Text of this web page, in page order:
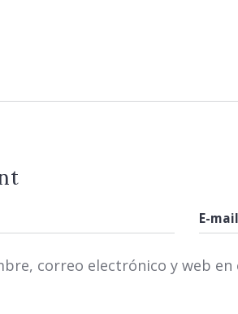
correo electrónico y web